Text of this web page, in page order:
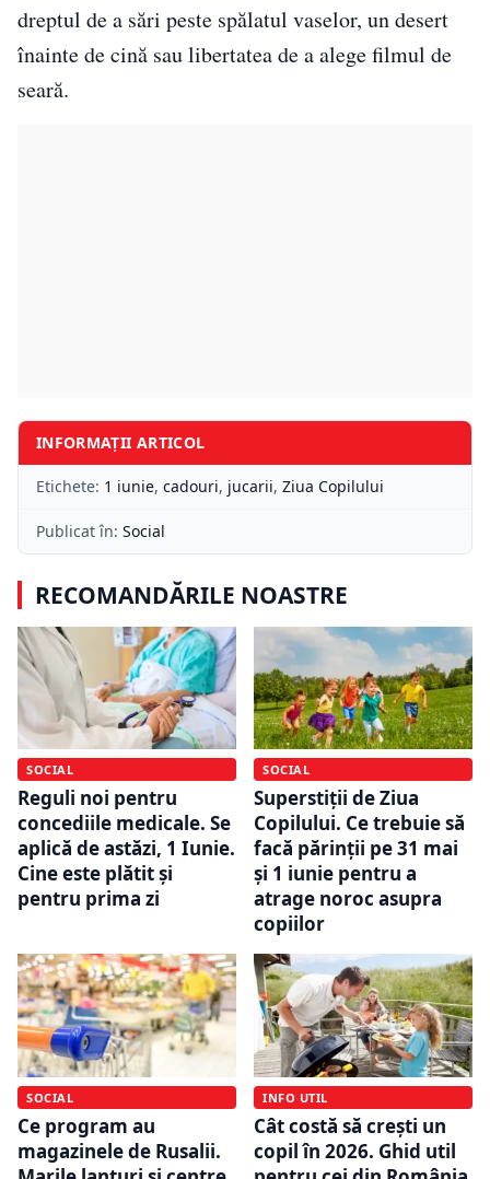
dreptul de a sări peste spălatul vaselor, un desert
înainte de cină sau libertatea de a alege filmul de
seară.
INFORMAȚII ARTICOL
Etichete: 1 iunie, cadouri, jucarii, Ziua Copilului
Publicat în: Social
RECOMANDĂRILE NOASTRE
SOCIAL
Reguli noi pentru
concediile medicale. Se
aplică de astăzi, 1 Iunie.
Cine este plătit și
pentru prima zi
SOCIAL
Superstiții de Ziua
Copilului. Ce trebuie să
facă părinții pe 31 mai
și 1 iunie pentru a
atrage noroc asupra
copiilor
SOCIAL
Ce program au
magazinele de Rusalii.
INFO UTIL
Cât costă să crești un
copil în 2026. Ghid util